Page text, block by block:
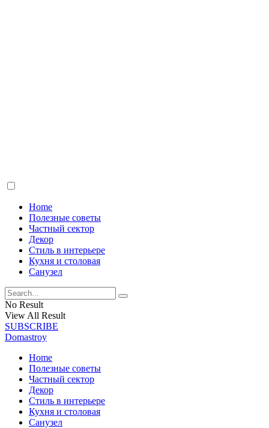
Home
Полезные советы
Частный сектор
Декор
Стиль в интерьере
Кухня и столовая
Санузел
No Result
View All Result
SUBSCRIBE
Domastroy
Home
Полезные советы
Частный сектор
Декор
Стиль в интерьере
Кухня и столовая
Санузел